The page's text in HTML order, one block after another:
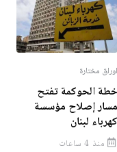
اوراق مختارة
خطة الحوكمة تفتح
مسار إصلاح مؤسسة
كهرباء لبنان
منذ 4 ساعات